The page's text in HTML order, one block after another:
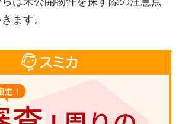
ます。